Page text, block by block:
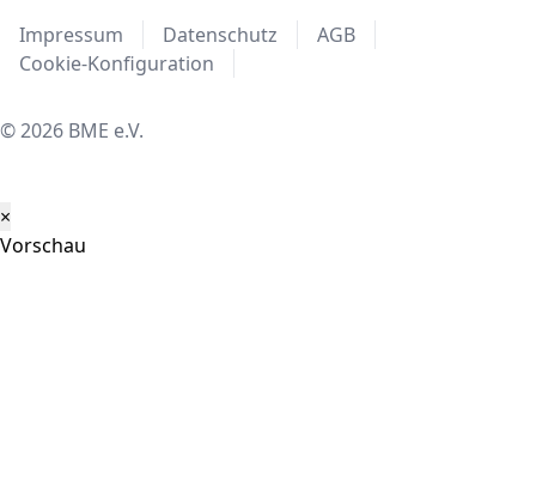
Impressum Datenschutz
AGB
Cookie-Konfiguration
© 2026 BME e.V.
×
Vorschau